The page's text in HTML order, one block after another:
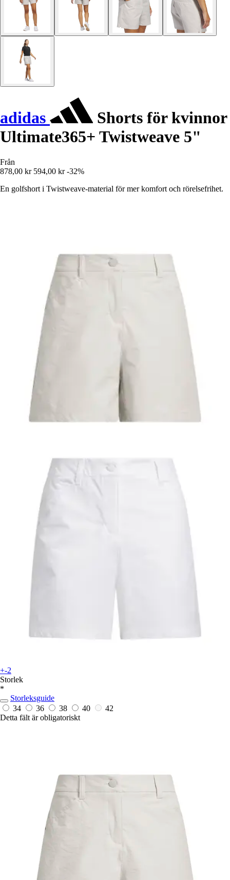
adidas
Shorts för kvinnor
Ultimate365+ Twistweave 5"
Från
878,00 kr 594,00 kr -32%
En golfshort i Twistweave-material för mer komfort och rörelsefrihet.
+-2
Storlek
*
Storleksguide
34
36 38 40
42
Detta fält är obligatoriskt